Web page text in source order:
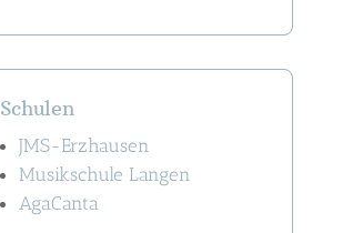
Schulen
JMS-Erzhausen
Musikschule Langen
AgaCanta